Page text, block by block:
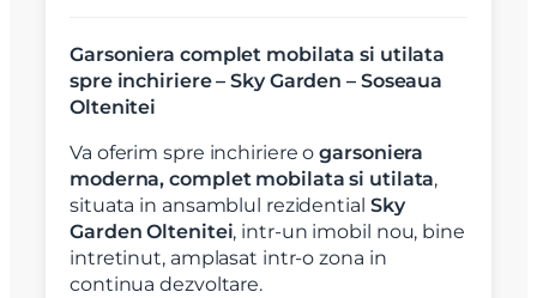
Garsoniera complet mobilata si utilata
spre inchiriere – Sky Garden – Soseaua
Oltenitei
Va oferim spre inchiriere ogarsoniera
moderna, complet mobilata si utilata,
situata in ansamblul rezidential Sky
Garden Oltenitei, intr-un imobil nou, bine
intretinut, amplasat intr-o zona in
continua dezvoltare.